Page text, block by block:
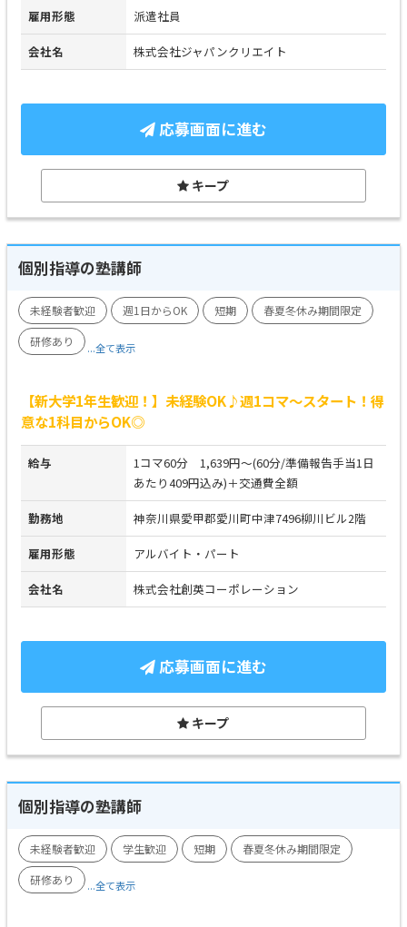
雇用形態 派遣社員
会社名 株式会社ジャパンクリエイト
応募画面に進む
キープ
個別指導の塾講師
未経験者歓迎 週1日からOK 短期
春夏冬休み期間限定
研修あり
...全て表示
【新大学1年生歓迎！】未経験OK♪週1コマ～スタート！得
意な1科目からOK◎
給与
1コマ60分 1,639円～(60分/準備報告手当1日
あたり409円込み)＋交通費全額
勤務地 神奈川県愛甲郡愛川町中津7496柳川ビル2階
雇用形態 アルバイト・パート
会社名 株式会社創英コーポレーション
応募画面に進む
キープ
個別指導の塾講師
未経験者歓迎 学生歓迎 短期
春夏冬休み期間限定
研修あり
...全て表示